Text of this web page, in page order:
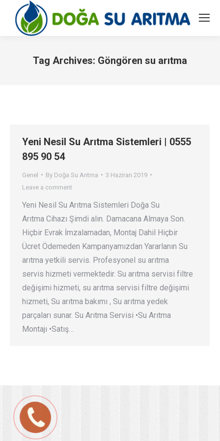
Tag Archives: Göngören su arıtma
Yeni Nesil Su Arıtma Sistemleri | 0555
895 90 54
Genel By Doğa Su Arıtma
3 Haziran 2019
Leave a comment
Yeni Nesil Su Arıtma Sistemleri Doğa Su
Arıtma Cihazı Şimdi alın. Damacana Almaya Son.
Hiçbir Evrak İmzalamadan, Montaj Dahil Hiçbir
Ücret Ödemeden Kampanyamızdan Yararlanın Su
arıtma yetkili servis. Profesyonel su arıtma
servis hizmeti vermektedir. Su arıtma servisi filtre
değişimi hizmeti, su arıtma servisi filtre değişimi
hizmeti, Su arıtma bakımı , Su arıtma yedek
parçaları sunar. Su Arıtma Servisi •Su Arıtma
Montajı •Satış…